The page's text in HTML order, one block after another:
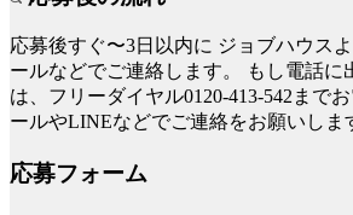
応募後すぐ〜3日以内に ジョブハウス
ールなどでご連絡します。
もし電話に
は、フリーダイヤル0120-413-542まで
ールやLINEなどでご連絡をお願いしま
応募フォーム